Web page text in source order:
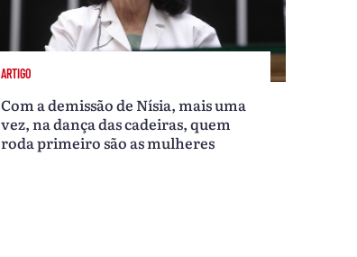
ARTIGO
Com a demissão de Nísia, mais uma
vez, na dança das cadeiras, quem
roda primeiro são as mulheres